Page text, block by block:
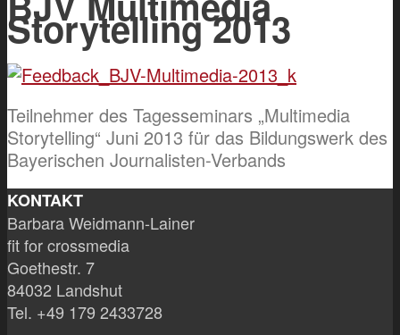
Storytelling 2013
Teilnehmer des Tagesseminars „Multimedia
Storytelling“ Juni 2013 für das Bildungswerk des
Bayerischen Journalisten-Verbands
KONTAKT
Barbara Weidmann-Lainer
fit for crossmedia
Goethestr. 7
84032 Landshut
Tel. +49 179 2433728